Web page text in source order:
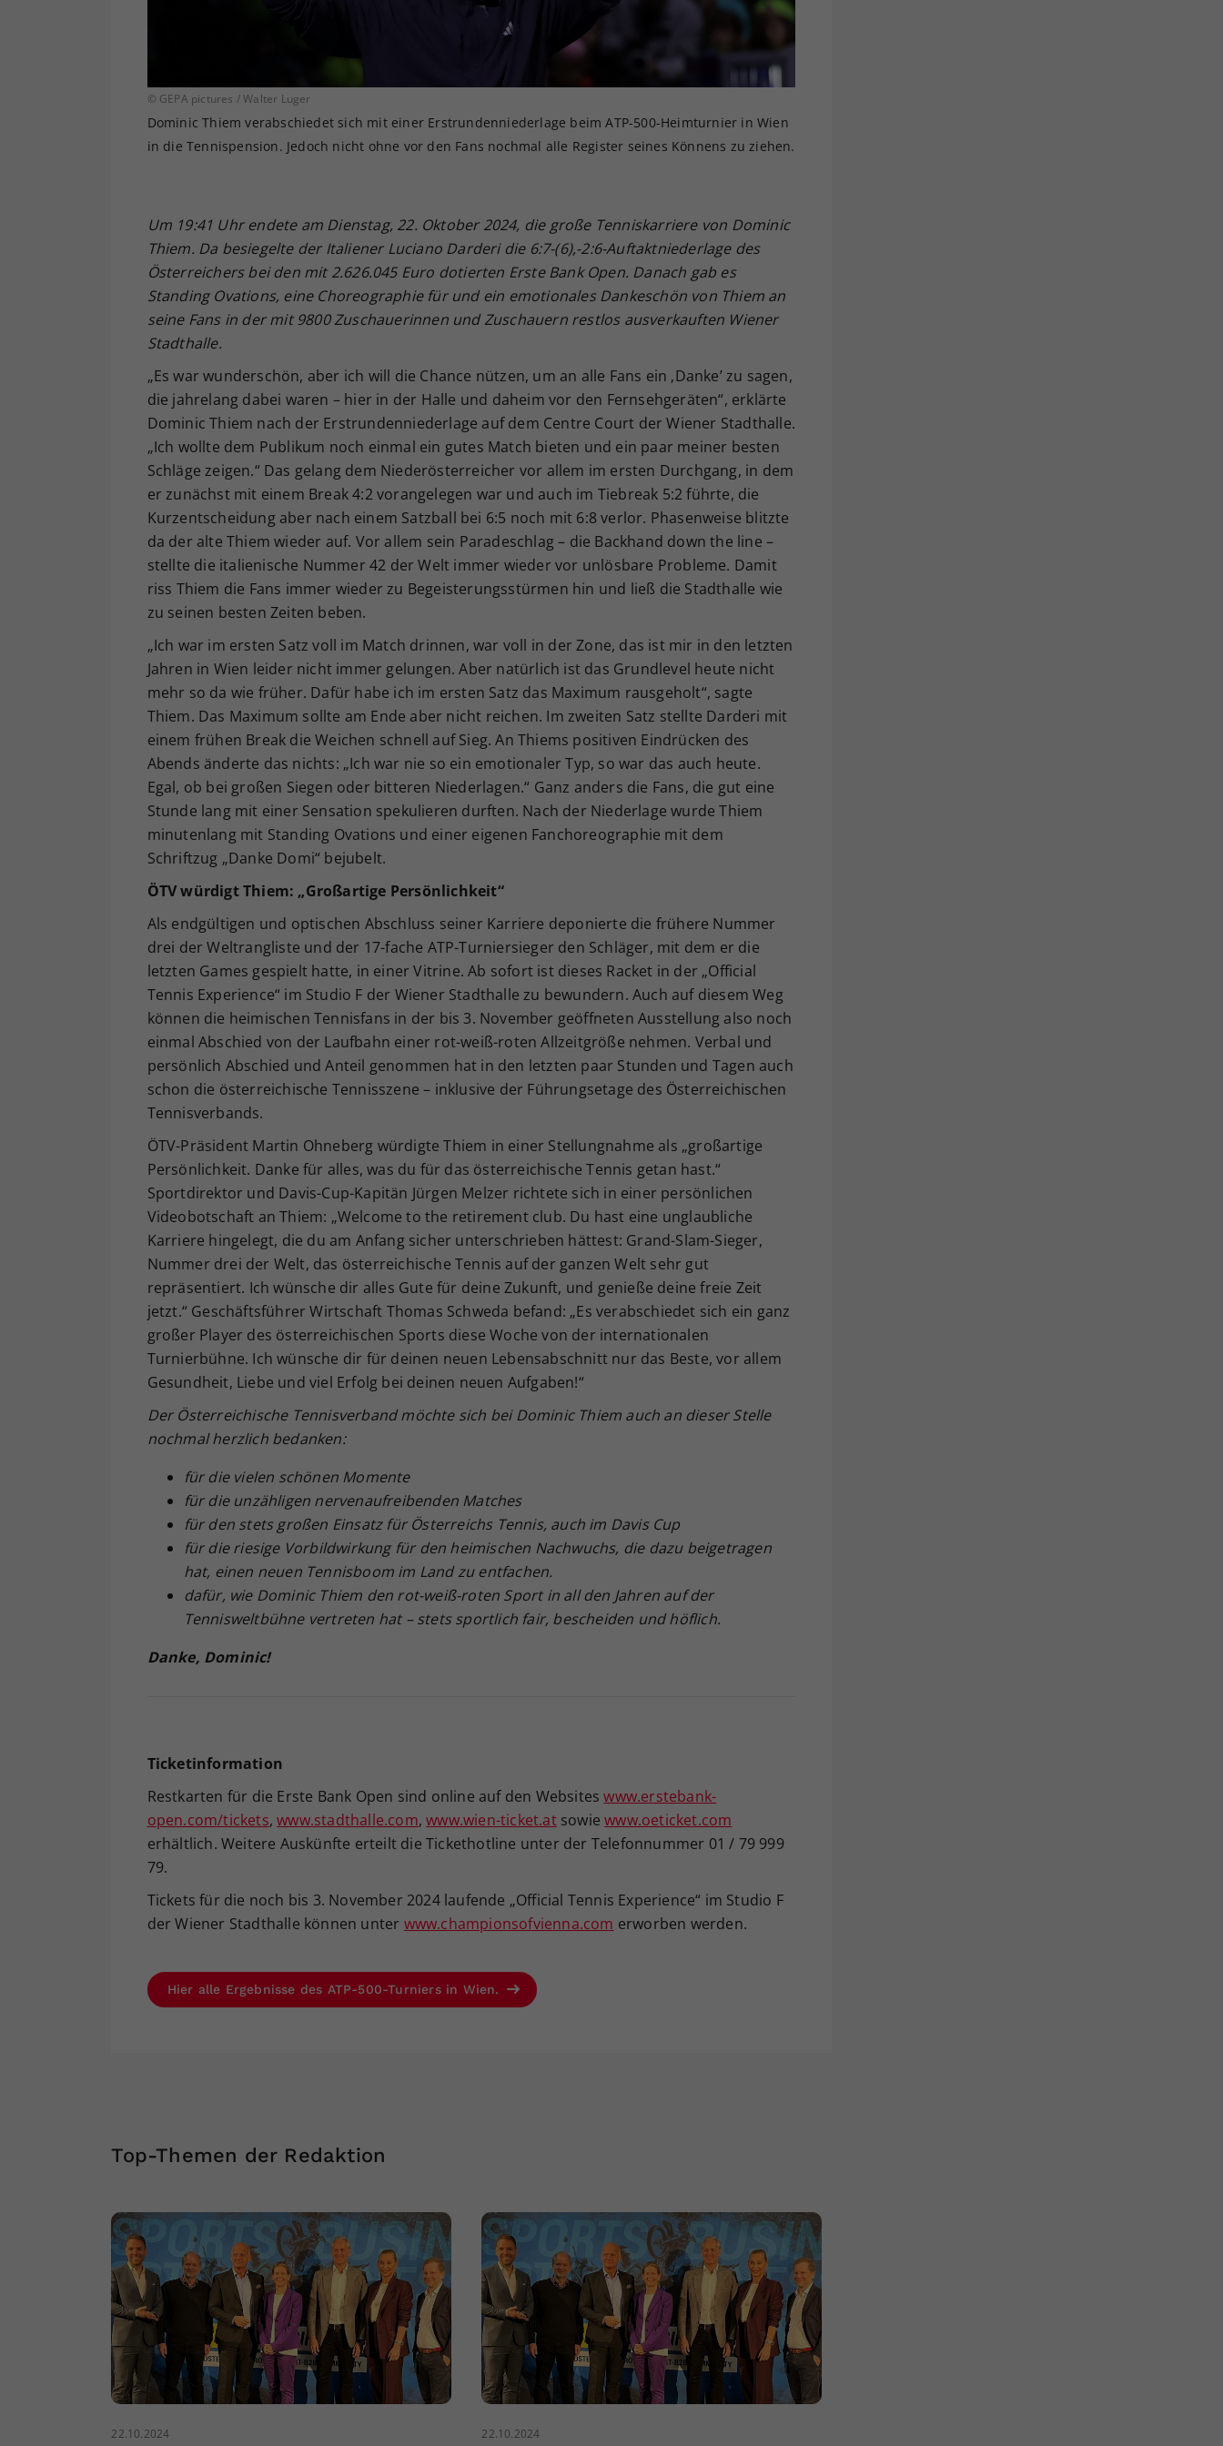
© GEPA pictures / Walter Luger
Dominic Thiem verabschiedet sich mit einer Erstrundenniederlage beim ATP-500-Heimturnier in Wien
in die Tennispension. Jedoch nicht ohne vor den Fans nochmal alle Register seines Könnens zu ziehen.
Um 19:41 Uhr endete am Dienstag, 22. Oktober 2024, die große Tenniskarriere von Dominic
Thiem. Da besiegelte der Italiener Luciano Darderi die 6:7-(6),-2:6-Auftaktniederlage des
Österreichers bei den mit 2.626.045 Euro dotierten Erste Bank Open. Danach gab es
Standing Ovations, eine Choreographie für und ein emotionales Dankeschön von Thiem an
seine Fans in der mit 9800 Zuschauerinnen und Zuschauern restlos ausverkauften Wiener
Stadthalle.
„Es war wunderschön, aber ich will die Chance nützen, um an alle Fans ein ‚Danke’ zu sagen,
die jahrelang dabei waren – hier in der Halle und daheim vor den Fernsehgeräten“, erklärte
Dominic Thiem nach der Erstrundenniederlage auf dem Centre Court der Wiener Stadthalle.
„Ich wollte dem Publikum noch einmal ein gutes Match bieten und ein paar meiner besten
Schläge zeigen.“ Das gelang dem Niederösterreicher vor allem im ersten Durchgang, in dem
er zunächst mit einem Break 4:2 vorangelegen war und auch im Tiebreak 5:2 führte, die
Kurzentscheidung aber nach einem Satzball bei 6:5 noch mit 6:8 verlor. Phasenweise blitzte
da der alte Thiem wieder auf. Vor allem sein Paradeschlag – die Backhand down the line –
stellte die italienische Nummer 42 der Welt immer wieder vor unlösbare Probleme. Damit
riss Thiem die Fans immer wieder zu Begeisterungsstürmen hin und ließ die Stadthalle wie
zu seinen besten Zeiten beben.
„Ich war im ersten Satz voll im Match drinnen, war voll in der Zone, das ist mir in den letzten
Jahren in Wien leider nicht immer gelungen. Aber natürlich ist das Grundlevel heute nicht
mehr so da wie früher. Dafür habe ich im ersten Satz das Maximum rausgeholt“, sagte
Thiem. Das Maximum sollte am Ende aber nicht reichen. Im zweiten Satz stellte Darderi mit
einem frühen Break die Weichen schnell auf Sieg. An Thiems positiven Eindrücken des
Abends änderte das nichts: „Ich war nie so ein emotionaler Typ, so war das auch heute.
Egal, ob bei großen Siegen oder bitteren Niederlagen.“ Ganz anders die Fans, die gut eine
Stunde lang mit einer Sensation spekulieren durften. Nach der Niederlage wurde Thiem
minutenlang mit Standing Ovations und einer eigenen Fanchoreographie mit dem
Schriftzug „Danke Domi“ bejubelt.
ÖTV würdigt Thiem: „Großartige Persönlichkeit“
Als endgültigen und optischen Abschluss seiner Karriere deponierte die frühere Nummer
drei der Weltrangliste und der 17-fache ATP-Turniersieger den Schläger, mit dem er die
letzten Games gespielt hatte, in einer Vitrine. Ab sofort ist dieses Racket in der „Official
Tennis Experience“ im Studio F der Wiener Stadthalle zu bewundern. Auch auf diesem Weg
können die heimischen Tennisfans in der bis 3. November geöffneten Ausstellung also noch
einmal Abschied von der Laufbahn einer rot-weiß-roten Allzeitgröße nehmen. Verbal und
persönlich Abschied und Anteil genommen hat in den letzten paar Stunden und Tagen auch
schon die österreichische Tennisszene – inklusive der Führungsetage des Österreichischen
Tennisverbands.
ÖTV-Präsident Martin Ohneberg würdigte Thiem in einer Stellungnahme als „großartige
Persönlichkeit. Danke für alles, was du für das österreichische Tennis getan hast.“
Sportdirektor und Davis-Cup-Kapitän Jürgen Melzer richtete sich in einer persönlichen
Videobotschaft an Thiem: „Welcome to the retirement club. Du hast eine unglaubliche
Karriere hingelegt, die du am Anfang sicher unterschrieben hättest: Grand-Slam-Sieger,
Nummer drei der Welt, das österreichische Tennis auf der ganzen Welt sehr gut
repräsentiert. Ich wünsche dir alles Gute für deine Zukunft, und genieße deine freie Zeit
jetzt.“ Geschäftsführer Wirtschaft Thomas Schweda befand: „Es verabschiedet sich ein ganz
großer Player des österreichischen Sports diese Woche von der internationalen
Turnierbühne. Ich wünsche dir für deinen neuen Lebensabschnitt nur das Beste, vor allem
Gesundheit, Liebe und viel Erfolg bei deinen neuen Aufgaben!“
Der Österreichische Tennisverband möchte sich bei Dominic Thiem auch an dieser Stelle
nochmal herzlich bedanken:
für die vielen schönen Momente
für die unzähligen nervenaufreibenden Matches
für den stets großen Einsatz für Österreichs Tennis, auch im Davis Cup
für die riesige Vorbildwirkung für den heimischen Nachwuchs, die dazu beigetragen
hat, einen neuen Tennisboom im Land zu entfachen.
dafür, wie Dominic Thiem den rot-weiß-roten Sport in all den Jahren auf der
Tennisweltbühne vertreten hat – stets sportlich fair, bescheiden und höflich.
Danke, Dominic!
Ticketinformation
Restkarten für die Erste Bank Open sind online auf den Websiteswww.erstebank-
open.com/tickets,www.stadthalle.com,www.wien-ticket.atsowiewww.oeticket.com
erhältlich. Weitere Auskünfte erteilt die Tickethotline unter der Telefonnummer 01 / 79 999
79.
Tickets für die noch bis 3. November 2024 laufende „Official Tennis Experience“ im Studio F
der Wiener Stadthalle können unter www.championsofvienna.com erworben werden.
Hier alle Ergebnisse des ATP-500-Turniers in Wien.
Top-Themen der Redaktion
22.10.2024 22.10.2024
Ihrer vorgenommen Einstellungen, falls der
Webseiten-Betreiber dies eingestellt hat.